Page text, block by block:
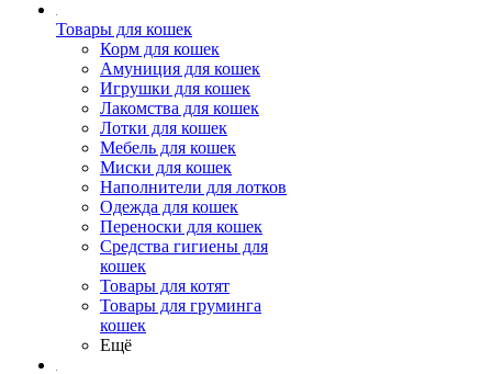
Товары для кошек
Корм для кошек
Амуниция для кошек
Игрушки для кошек
Лакомства для кошек
Лотки для кошек
Мебель для кошек
Миски для кошек
Наполнители для лотков
Одежда для кошек
Переноски для кошек
Средства гигиены для
кошек
Товары для котят
Товары для груминга
кошек
Ещё